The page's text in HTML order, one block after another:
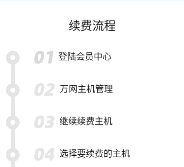
续费流程
登陆会员中心
万网主机管理
继续续费主机
选择要续费的主机